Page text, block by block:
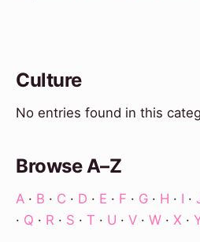
Culture
No entries found in this
Browse A–Z
A · B · C · D · E · F · G · H · I ·
· Q · R · S · T · U · V · W · X ·